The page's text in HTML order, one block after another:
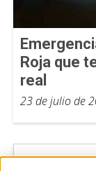
Roja que
real
23 de julio de